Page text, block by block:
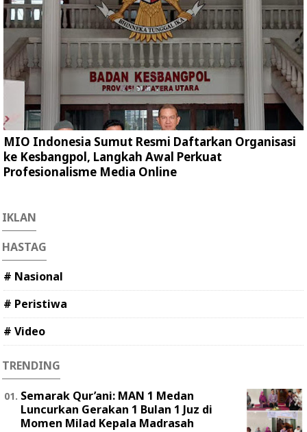
MIO Indonesia Sumut Resmi Daftarkan Organisasi
ke Kesbangpol, Langkah Awal Perkuat
Profesionalisme Media Online
IKLAN
HASTAG
# Nasional
# Peristiwa
# Video
TRENDING
Semarak Qur’ani: MAN 1 Medan
Luncurkan Gerakan 1 Bulan 1 Juz di
Momen Milad Kepala Madrasah